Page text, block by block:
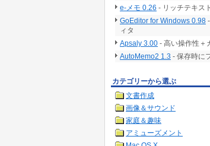
e-メモ 0.26 - リッチテキス
GoEditor for Windows 0.98
ィタ
Apsaly 3.00 - 高い操作性＋
AutoMemo2 1.3 - 保存時に
カテゴリーから選ぶ
文書作成
画像＆サウンド
家庭＆趣味
アミューズメント